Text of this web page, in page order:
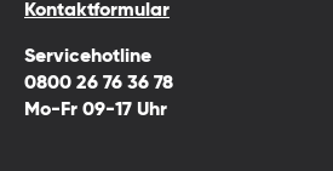
Kontaktformular
Servicehotline
0800 26 76 36 78
Mo-Fr 09-17 Uhr